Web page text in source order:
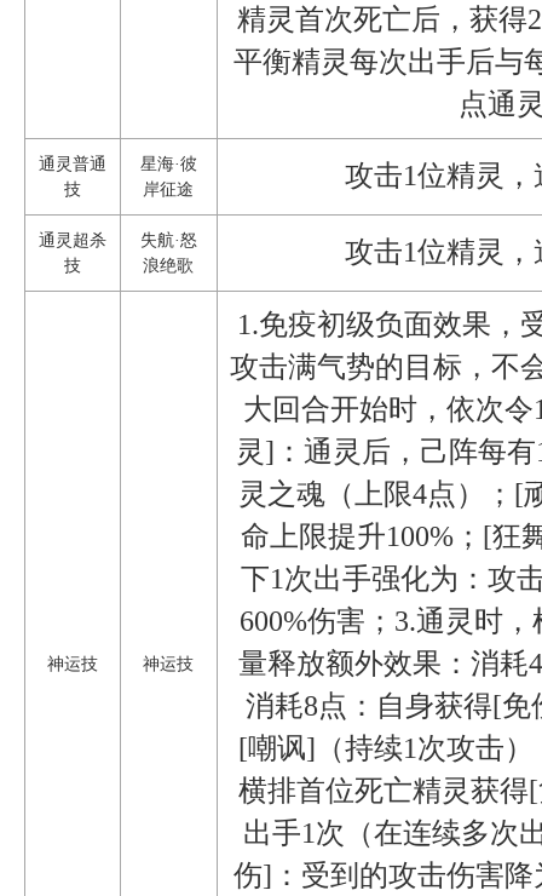
精灵首次死亡后，获得
平衡精灵每次出手后与
点通
通灵普通
技
星海·彼
岸征途
攻击1位精灵，
通灵超杀
技
失航·怒
浪绝歌
攻击1位精灵，
神运技 神运技
1.免疫初级负面效果，
攻击满气势的目标，不
大回合开始时，依次
灵]：通灵后，己阵每
灵之魂（上限4点）；[
命上限提升100%；[狂
下1次出手强化为：攻
600%伤害；3.通灵时
量释放额外效果：消
消耗8点：自身获得[
[嘲讽]（持续1次攻击
横排首位死亡精灵获得
出手1次（在连续多次
伤]：受到的攻击伤害